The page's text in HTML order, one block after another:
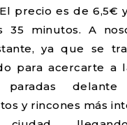
precio es de 6,5€
35 minutos. A
ya que se
para acercarte a
paradas
y rincones más